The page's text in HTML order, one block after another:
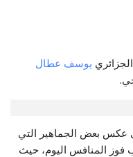
يوسف عطال
عكس بعض الجماهير التي
فوز المنافس اليوم، حيث